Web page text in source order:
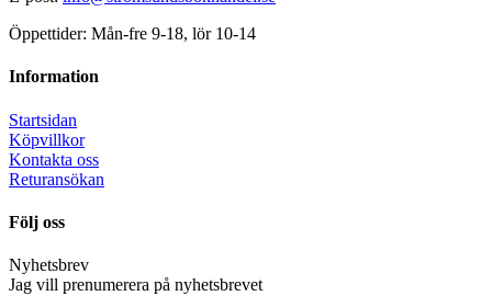
Öppettider: Mån-fre 9-18, lör 10-14
Information
Startsidan
Köpvillkor
Kontakta oss
Returansökan
Följ oss
Nyhetsbrev
Jag vill prenumerera på nyhetsbrevet